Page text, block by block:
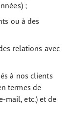
;
ou à des
relations avec
à nos clients
termes de
mail, etc.) et de